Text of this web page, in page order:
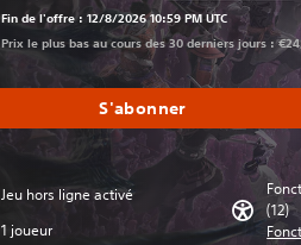
Fin de l'offre : 12/8/2026 10:59 PM UTC
Prix le plus bas au cours des 30 derniers jours :
S'abonner
Jeu hors ligne activé
1 joueur
(12)